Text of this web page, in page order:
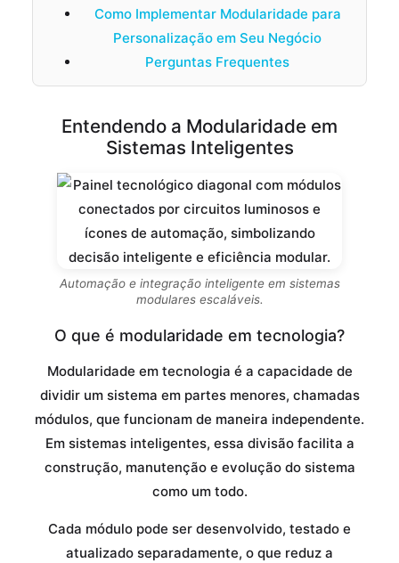
Como Implementar Modularidade para
Personalização em Seu Negócio
Perguntas Frequentes
Entendendo a Modularidade em
Sistemas Inteligentes
Automação e integração inteligente em sistemas
modulares escaláveis.
O que é modularidade em tecnologia?
Modularidade em tecnologia é a capacidade de
dividir um sistema em partes menores, chamadas
módulos, que funcionam de maneira independente.
Em sistemas inteligentes, essa divisão facilita a
construção, manutenção e evolução do sistema
como um todo.
Cada módulo pode ser desenvolvido, testado e
atualizado separadamente, o que reduz a